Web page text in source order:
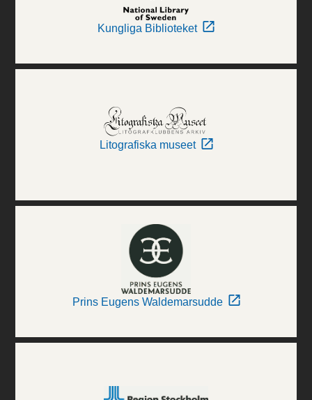
Kungliga Biblioteket
Litografiska museet
Prins Eugens Waldemarsudde